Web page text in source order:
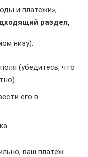
и платежи»,
раздел,
низу).
(убедитесь, что
его в
ваш платёж